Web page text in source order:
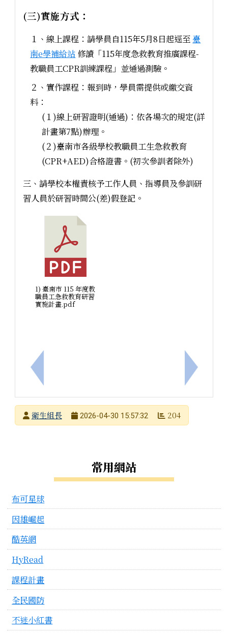
上一筆：114學年度舞蹈隊甄選結果
(三)實施方式：
１、線上課程：請學員自115年5月8日起逕至 臺
南e學補給站 修讀「115年度急救教育推廣課程-
教職員工CPR訓練課程」並通過測驗。
２、實作課程：報到時，學員需提供或繳交資
料：
(１)線上研習證明(通過)：依各場次的規定(詳
計畫第7點)辦理。
(２)臺南市各級學校教職員工生急救教育
(CPR+AED)合格證書。(初次參訓者除外)
三、請學校本權責核予工作人員、指導員及參訓研
習人員於研習時間公(差)假登記。
1) 臺南市 115 年度教
職員工急救教育研習
實施計畫.pdf
下一筆：
發布者衛生組長
2026-04-30 15:57:32 204
常用網站
布可星球
因雄崛起
酷英網
HyRead
課程計畫
全民國防
不迷小紅書